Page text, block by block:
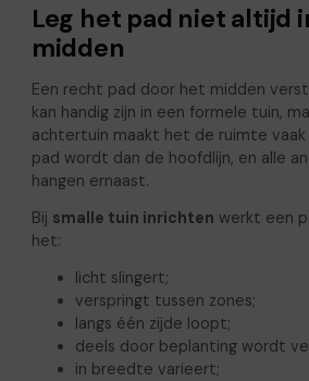
Leg het pad niet altijd
midden
Een recht pad door het midden
kan handig zijn in een formele tuin,
achtertuin maakt het de ruimte vaak
pad wordt dan de hoofdlijn, en alle
hangen ernaast.
Bij smalle tuin inrichten werkt een
het:
licht slingert;
verspringt tussen zones;
langs één zijde loopt;
deels door beplanting wordt
in breedte varieert;